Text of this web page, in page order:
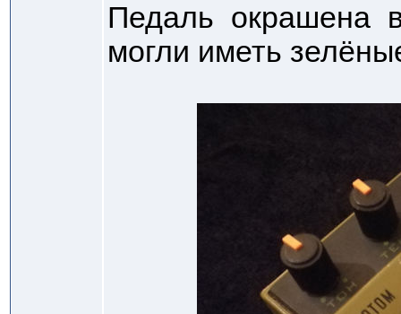
Педаль окрашена
могли иметь